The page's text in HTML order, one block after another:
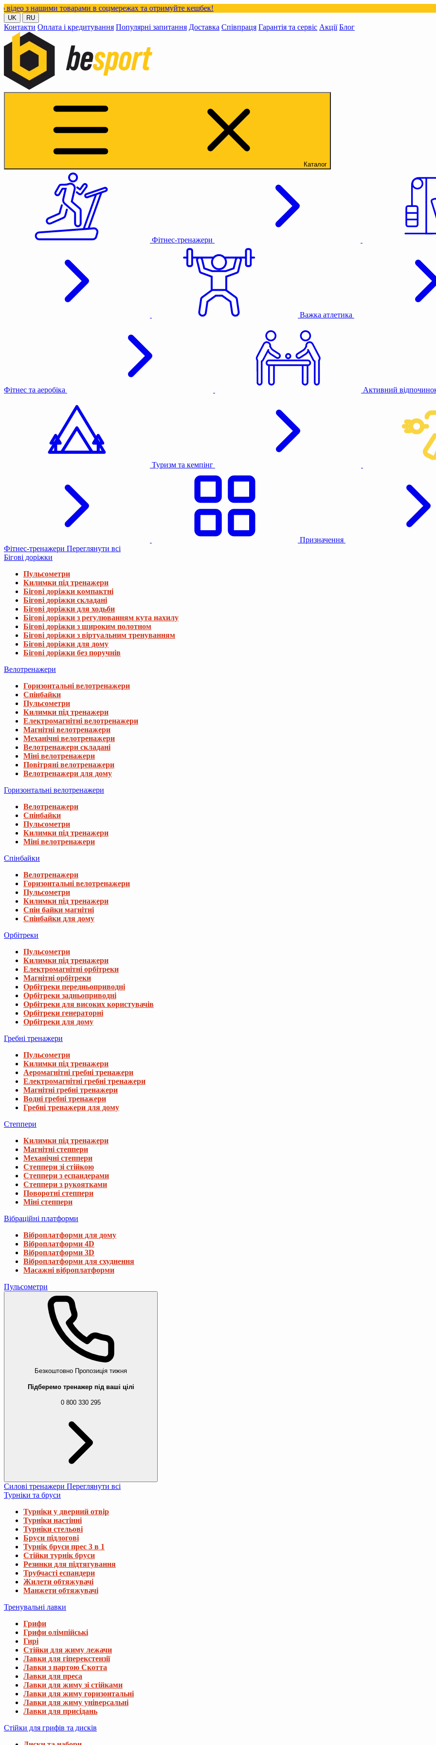
товарами в соцмережах та отримуйте кешбек!
UK RU
Контакти Оплата і кредитування Популярні запитання Доставка Співпраця Гарантія та сервіс Акції Блог
Каталог
Фітнес-тренажери
Важка атлетика
Фітнес та аеробіка Активний
Туризм та кемпінг
Призначення
Фітнес-тренажери Переглянути всі
Бігові доріжки
Пульсометри
Килимки під тренажери
Бігові доріжки компактні
Бігові доріжки складані
Бігові доріжки для ходьби
Бігові доріжки з регулюванням кута нахилу
Бігові доріжки з широким полотном
Бігові доріжки з віртуальним тренуванням
Бігові доріжки для дому
Бігові доріжки без поручнів
Велотренажери
Горизонтальні велотренажери
Спінбайки
Пульсометри
Килимки під тренажери
Електромагнітні велотренажери
Магнітні велотренажери
Механічні велотренажери
Велотренажери складані
Міні велотренажери
Повітряні велотренажери
Велотренажери для дому
Горизонтальні велотренажери
Велотренажери
Спінбайки
Пульсометри
Килимки під тренажери
Міні велотренажери
Спінбайки
Велотренажери
Горизонтальні велотренажери
Пульсометри
Килимки під тренажери
Спін байки магнітні
Спінбайки для дому
Орбітреки
Пульсометри
Килимки під тренажери
Електромагнітні орбітреки
Магнітні орбітреки
Орбітреки передньоприводні
Орбітреки задньоприводні
Орбітреки для високих користувачів
Орбітреки генераторні
Орбітреки для дому
Гребні тренажери
Пульсометри
Килимки під тренажери
Аеромагнітні гребні тренажери
Електромагнітні гребні тренажери
Магнітні гребні тренажери
Водні гребні тренажери
Гребні тренажери для дому
Степпери
Килимки під тренажери
Магнітні степпери
Механічні степпери
Степпери зі стійкою
Степпери з еспандерами
Степпери з рукоятками
Поворотні степпери
Міні степпери
Вібраційні платформи
Віброплатформи для дому
Віброплатформи 4D
Віброплатформи 3D
Віброплатформи для схуднення
Масажні віброплатформи
Пульсометри
Безкоштовно Пропозиція тижня
Підберемо тренажер під ваші цілі
0 800 330 295
Силові тренажери Переглянути всі
Турніки та бруси
Турніки у дверний отвір
Турніки настінні
Турніки стельові
Бруси підлогові
Турнік бруси прес 3 в 1
Стійки турнік бруси
Резинки для підтягування
Трубчасті еспандери
Жилети обтяжувачі
Манжети обтяжувачі
Тренувальні лавки
Грифи
Грифи олімпійські
Гирі
Стійки для жиму лежачи
Лавки для гіперекстензії
Лавки з партою Скотта
Лавки для преса
Лавки для жиму зі стійками
Лавки для жиму горизонтальні
Лавки для жиму універсальні
Лавки для присідань
Стійки для грифів та дисків